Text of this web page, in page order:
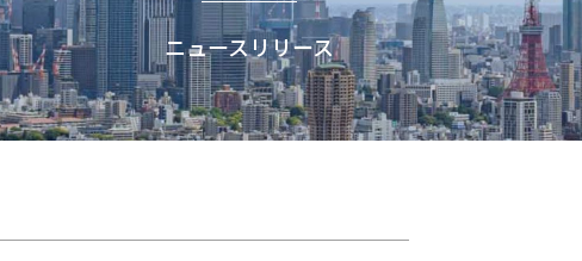
ニュースリリース